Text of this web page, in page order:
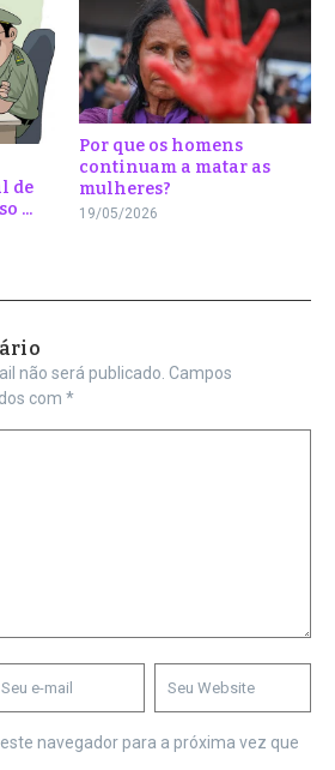
de
...
Por que os homens
continuam a matar as
mulheres?
19/05/2026
não será publicado. Campos
com *
navegador para a próxima vez que